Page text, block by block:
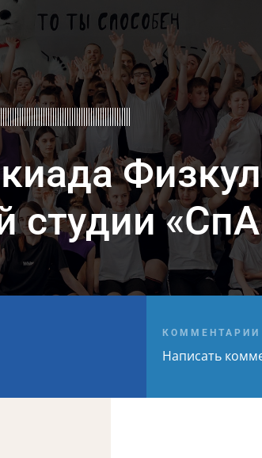
студии
КОММЕНТАРИИ
Написать